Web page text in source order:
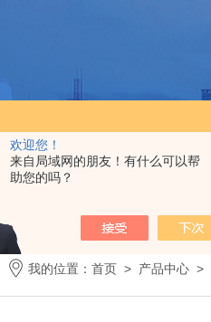
欢迎您！
来自局域网的朋友！有什么可以帮
助您的吗？
我的位置： 首页 > 产品中心 >